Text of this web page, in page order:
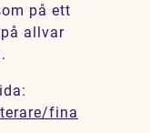
på ett
allvar
fina